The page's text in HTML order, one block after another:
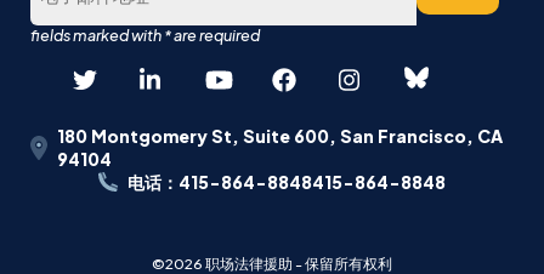
180 Montgomery St, Suite 600, San Francisco, CA
94104
电话：415-864-8848415-864-8848
©2026 职场法律援助 - 保留所有权利